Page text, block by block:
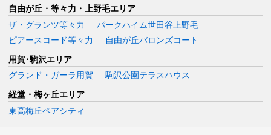
自由が丘・等々力・上野毛エリア
ザ・グランツ等々力
パークハイム世田谷上野毛
ピアースコード等々力
自由が丘バロンズコート
用賀･駒沢エリア
グランド・ガーラ用賀
駒沢公園テラスハウス
経堂・梅ヶ丘エリア
東高梅丘ペアシティ